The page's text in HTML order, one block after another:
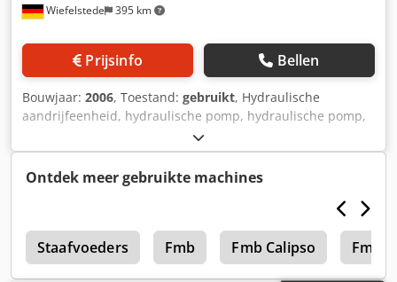
Wiefelstede 395 km
Prijsinfo Bellen
Bouwjaar: 2006, Toestand: gebruikt, Hydraulische
aandrijfeenheid, hydraulische pomp, hydraulische pomp,
universele aandrijfeenheid, hydraulisch station, -fabrikant:
FMB Blickle, hydraulische eenheid met hydraulisch
reservoir van roterende transfermachine Uldrian TSM 22-8
-Hydraulische pomp: druk tot 120 bar -Debiet: 22 l/min -
Motor: 4 kW / 1500 rpm Hydraulische tank: met niveau-
indicator, tankinhoud 100 l -Oliekoeler -Afzonderlijke
onderdelen: zie foto's Cedpfx Abem Dyh Re Uoha -
Afmetingen: 720/500/H1630 mm -Gewicht: 293 kg
Ontdek meer gebruikte machines
Staafvoeders Fmb Fmb Calipso Fmb